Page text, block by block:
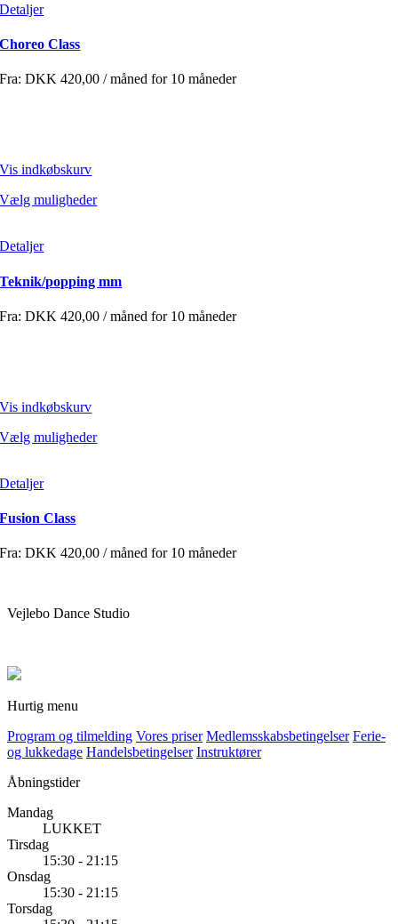
Detaljer
Choreo Class
Fra:DKK 420,00 / måned for 10 måneder
Vis indkøbskurv
Vælg muligheder
Detaljer
Teknik/popping mm
Fra:DKK 420,00 / måned for 10 måneder
Vis indkøbskurv
Vælg muligheder
Detaljer
Fusion Class
Fra:DKK 420,00 / måned for 10 måneder
Vejlebo Dance Studio
Hurtig menu
Program og tilmelding Vores priser Medlemsskabsbetingelser Ferie-
og lukkedage Handelsbetingelser Instruktører
Åbningstider
Mandag
LUKKET
Tirsdag
15:30 - 21:15
Onsdag
15:30 - 21:15
Torsdag